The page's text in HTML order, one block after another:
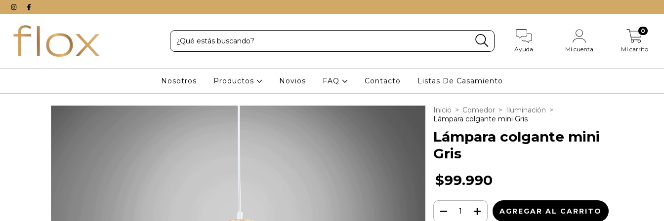
Ayuda Mi cuenta Mi carrito
0
Nosotros Productos Novios FAQ Contacto Listas De Casamiento
Inicio > Comedor > Iluminación >
Lámpara colgante mini Gris
Lámpara colgante mini
Gris
$99.990